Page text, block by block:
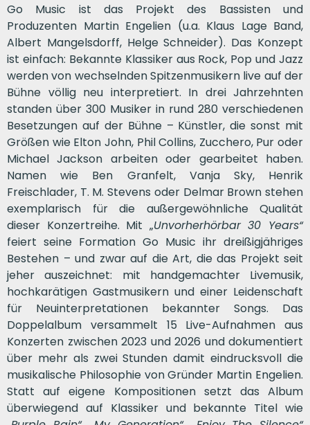
Go Music ist das Projekt des Bassisten und
Produzenten Martin Engelien (u.a. Klaus Lage Band,
Albert Mangelsdorff, Helge Schneider). Das Konzept
ist einfach: Bekannte Klassiker aus Rock, Pop und Jazz
werden von wechselnden Spitzenmusikern live auf der
Bühne völlig neu interpretiert. In drei Jahrzehnten
standen über 300 Musiker in rund 280 verschiedenen
Besetzungen auf der Bühne – Künstler, die sonst mit
Größen wie Elton John, Phil Collins, Zucchero, Pur oder
Michael Jackson arbeiten oder gearbeitet haben.
Namen wie Ben Granfelt, Vanja Sky, Henrik
Freischlader, T. M. Stevens oder Delmar Brown stehen
exemplarisch für die außergewöhnliche Qualität
dieser Konzertreihe. Mit „Unvorherhörbar 30 Years“
feiert seine Formation Go Music ihr dreißigjähriges
Bestehen – und zwar auf die Art, die das Projekt seit
jeher auszeichnet: mit handgemachter Livemusik,
hochkarätigen Gastmusikern und einer Leidenschaft
für Neuinterpretationen bekannter Songs. Das
Doppelalbum versammelt 15 Live-Aufnahmen aus
Konzerten zwischen 2023 und 2026 und dokumentiert
über mehr als zwei Stunden damit eindrucksvoll die
musikalische Philosophie von Gründer Martin Engelien.
Statt auf eigene Kompositionen setzt das Album
überwiegend auf Klassiker und bekannte Titel wie